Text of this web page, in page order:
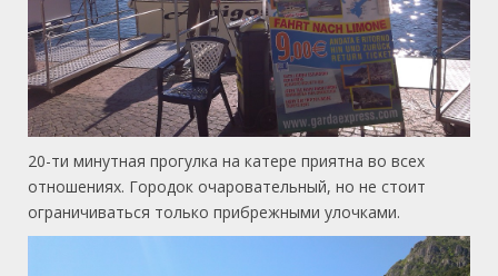
20-ти минутная прогулка на катере приятна во всех
отношениях. Городок очаровательный, но не стоит
ограничиваться только прибрежными улочками.